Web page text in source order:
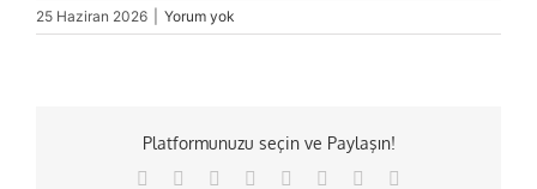
25 Haziran 2026 Yorum yok
Platformunuzu seçin ve Paylaşın!
Facebook Reddit LinkedIn
TumblrPinterest